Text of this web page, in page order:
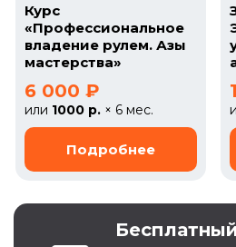
Курс
«Профессиональное
владение рулем. Азы
мастерства»
6 000 ₽
или 1000 р. × 6 мес.